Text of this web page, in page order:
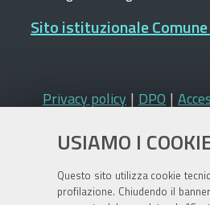
USIAMO I
Questo sito utilizza cookie
profilazione. Chiudendo il
Sito istituzionale
Privacy policy | DPO |